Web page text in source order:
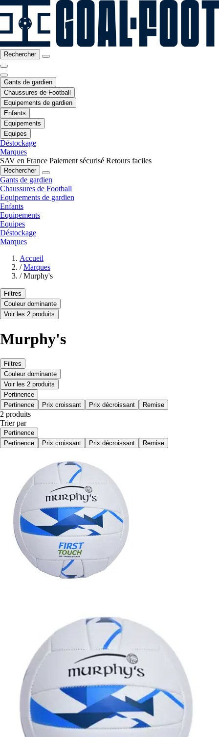
Rechercher
Gants de gardien
Chaussures de Football
Equipements de gardien
Enfants
Equipements
Equipes
Déstockage
Marques
SAV en France Paiement sécurisé Retours faciles
Rechercher
Gants de gardien
Chaussures de Football
Equipements de gardien
Enfants
Equipements
Equipes
Déstockage
Marques
Accueil
/ Marques
/ Murphy's
Filtres
Couleur dominante
Voir les 2 produits
Murphy's
Filtres
Couleur dominante
Voir les 2 produits
Pertinence
Pertinence
Prix croissant Prix décroissant Remise
2 produits
Trier par
Pertinence
Pertinence
Prix croissant Prix décroissant Remise